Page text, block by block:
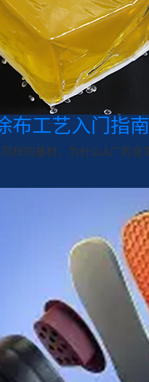
布工艺入门指
样的基材，为什么A厂的